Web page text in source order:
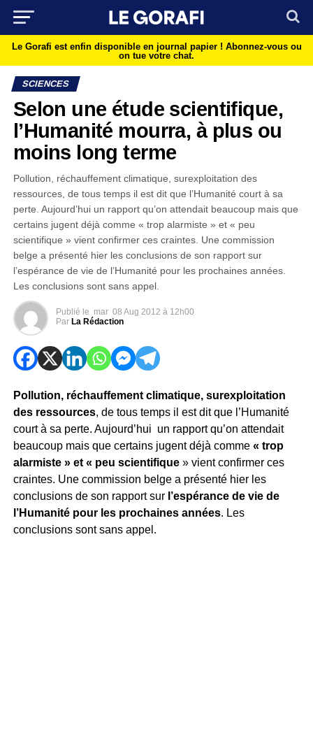
Le Gorafi est enfin disponible en journal papier ! Abonnez-vous ou
on tue votre chat.
SCIENCES
Selon une étude scientifique,
l’Humanité mourra, à plus ou
moins long terme
Pollution, réchauffement climatique, surexploitation des
ressources, de tous temps il est dit que l’Humanité court à sa
perte. Aujourd’hui un rapport qu’on attendait beaucoup mais que
certains jugent déjà comme « trop alarmiste » et « peu
scientifique » vient confirmer ces craintes. Une commission
belge a présenté hier les conclusions de son rapport sur
l’espérance de vie de l’Humanité pour les prochaines années.
Les conclusions sont sans appel.
Publié le mar 08 Aug 2012 à 12h00
Par La Rédaction
Pollution, réchauffement climatique, surexploitation
des ressources, de tous temps il est dit que l’Humanité
court à sa perte. Aujourd’hui un rapport qu’on attendait
beaucoup mais que certains jugent déjà comme « trop
alarmiste » et « peu scientifique» vient confirmer ces
craintes. Une commission belge a présenté hier les
conclusions de son rapport surl’espérance de vie de
l’Humanité pour les prochaines années. Les
conclusions sont sans appel.